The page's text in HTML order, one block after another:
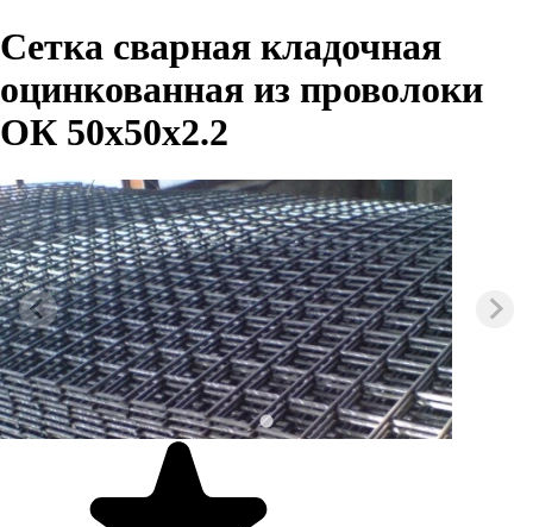
Сетка сварная кладочная
оцинкованная из проволоки
ОК 50х50х2.2